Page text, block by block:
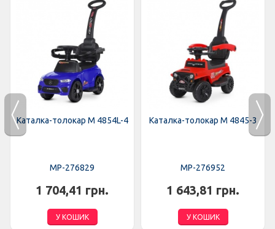
Каталка-толокар M 4854L-4
MP-276829
1 704,41 грн.
У КОШИК
Каталка-толокар M 4845-3
MP-276952
1 643,81 грн.
У КОШИК